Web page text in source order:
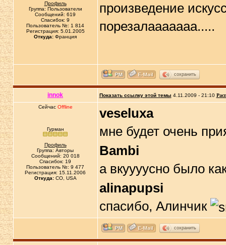
Профиль
Группа: Пользователи
Сообщений: 619
Спасибок: 9
Пользователь №: 1 814
Регистрация: 5.01.2005
Откуда: Франция
произведение
порезалааааааа.....
сохранить
innok Показать ссылку этой темы 4.11.2009 - 21:10
Сейчас Offline
Гурман
Профиль
Группа: Авторы
Сообщений: 20 018
Спасибок: 19
Пользователь №: 9 477
Регистрация: 15.11.2006
Откуда:CO, USA
veseluxa
мне будет очень
Bambi
а вкуууусно было
alinapupsi
спасибо, Алинчик
сохранить